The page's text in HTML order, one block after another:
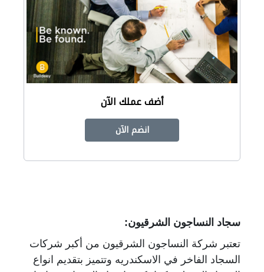
أضف عملك الآن
انضم الآن
سجاد النساجون الشرقيون:
تعتبر شركة النساجون الشرقيون من أكبر شركات
السجاد الفاخر في الاسكندريه وتتميز بتقديم انواع